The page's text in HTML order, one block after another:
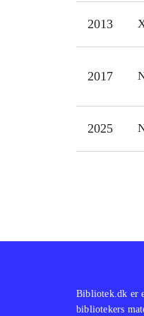
2013
2017
2025
Bibliotek.dk er
bibliotekers